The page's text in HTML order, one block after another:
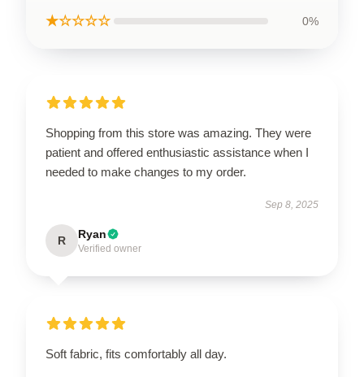
★☆☆☆☆ 0%
Shopping from this store was amazing. They were
patient and offered enthusiastic assistance when I
needed to make changes to my order.
Sep 8, 2025
R Ryan
Verified owner
Soft fabric, fits comfortably all day.